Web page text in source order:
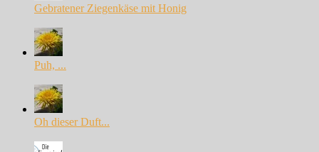
Gebratener Ziegenkäse mit Honig
Puh, ...
Oh dieser Duft...